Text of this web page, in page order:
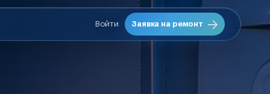
Войти Заявка на ремонт